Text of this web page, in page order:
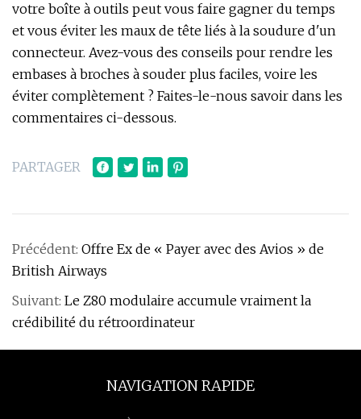
votre boîte à outils peut vous faire gagner du temps
et vous éviter les maux de tête liés à la soudure d'un
connecteur. Avez-vous des conseils pour rendre les
embases à broches à souder plus faciles, voire les
éviter complètement ? Faites-le-nous savoir dans les
commentaires ci-dessous.
PARTAGER
Précédent: Offre Ex de « Payer avec des Avios » de
British Airways
Suivant: Le Z80 modulaire accumule vraiment la
crédibilité du rétroordinateur
NAVIGATION RAPIDE